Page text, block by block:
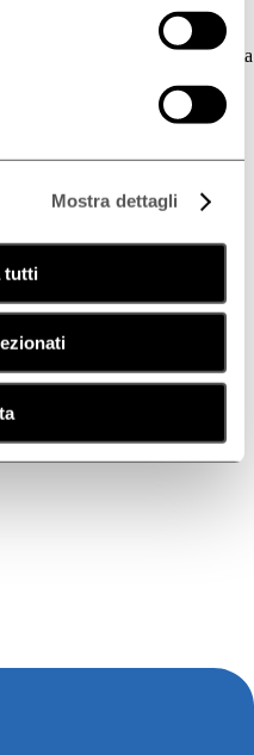
Mostra dettagli
tutti
gamma di prodotti è dedicata